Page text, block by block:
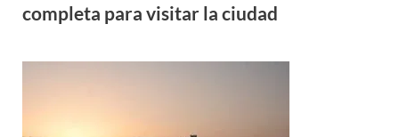
completa para visitar la ciudad